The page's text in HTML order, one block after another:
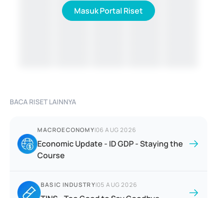
Masuk Portal Riset
BACA RISET LAINNYA
MACROECONOMY|06 AUG 2026
Economic Update - ID GDP - Staying the
Course
BASIC INDUSTRY|05 AUG 2026